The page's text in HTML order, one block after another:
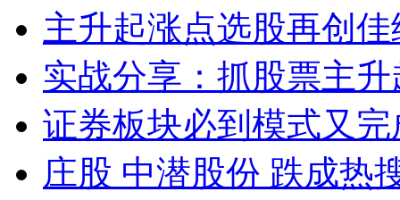
主升起涨点选股再创
实战分享：抓股票主
证券板块必到模式又完
庄股 中潜股份 跌成热